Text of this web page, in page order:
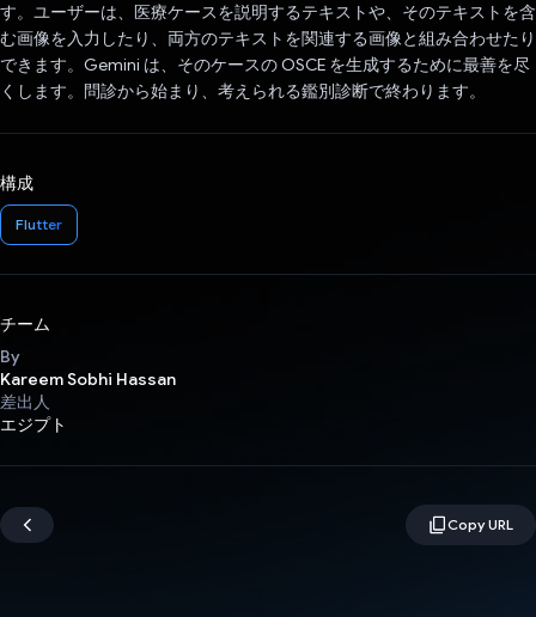
す。ユーザーは、医療ケースを説明するテキストや、そのテキストを含
む画像を入力したり、両方のテキストを関連する画像と組み合わせたり
できます。Gemini は、そのケースの OSCE を生成するために最善を尽
くします。問診から始まり、考えられる鑑別診断で終わります。
構成
Flutter
チーム
By
Kareem Sobhi Hassan
差出人
エジプト